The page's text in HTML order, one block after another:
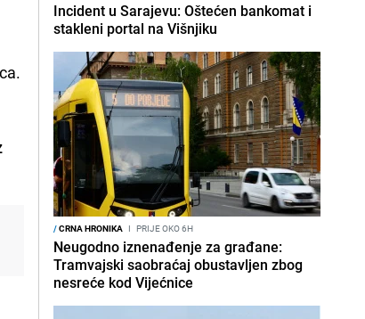
Incident u Sarajevu: Oštećen bankomat i
stakleni portal na Višnjiku
/CRNA HRONIKA I PRIJE OKO 6H
Neugodno iznenađenje za građane:
Tramvajski saobraćaj obustavljen zbog
nesreće kod Vijećnice